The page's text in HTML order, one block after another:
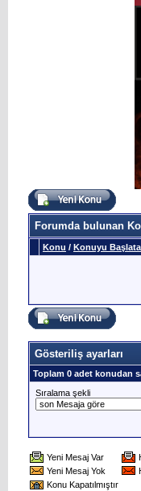
Forumda bulunan
Konu / Konuyu
Gösteriliş ayarları
Toplam 0 adet konudan
Sıralama şekli
Yeni Mesaj Var
Yeni Mesaj Yok
Konu Kapatılmıştır